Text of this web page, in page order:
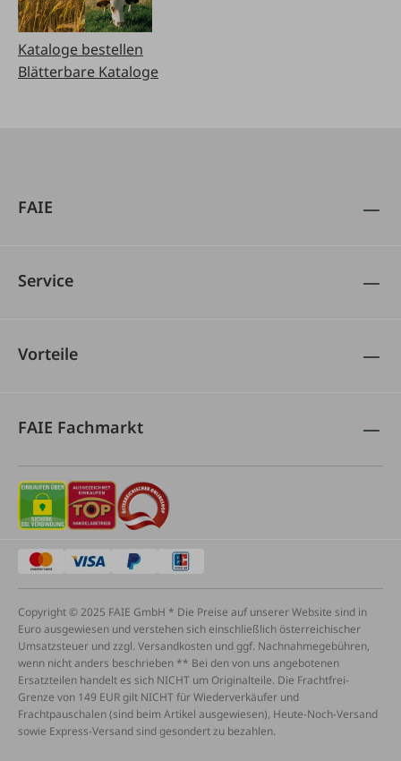
Kataloge bestellen
Blätterbare Kataloge
FAIE
Service
Vorteile
FAIE Fachmarkt
Copyright © 2025 FAIE GmbH * Die Preise auf unserer Website sind in
Euro ausgewiesen und verstehen sich einschließlich österreichischer
Umsatzsteuer und zzgl. Versandkosten und ggf. Nachnahmegebühren,
wenn nicht anders beschrieben ** Bei den von uns angebotenen
Ersatzteilen handelt es sich NICHT um Originalteile. Die Frachtfrei-
Grenze von 149 EUR gilt NICHT für Wiederverkäufer und
Frachtpauschalen (sind beim Artikel ausgewiesen), Heute-Noch-Versand
sowie Express-Versand sind gesondert zu bezahlen.